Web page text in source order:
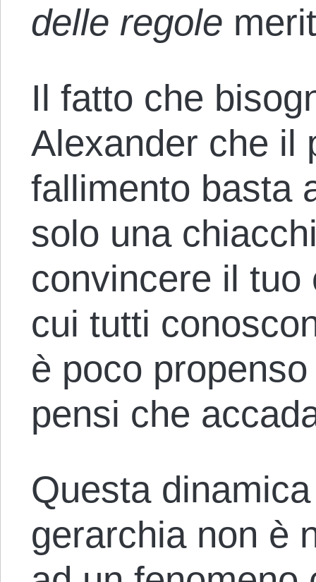
delle regole
Il fatto che
Alexander che il
fallimento basta
solo una
convincere il tuo
cui tutti
è poco
pensi che
Questa
gerarchia non è